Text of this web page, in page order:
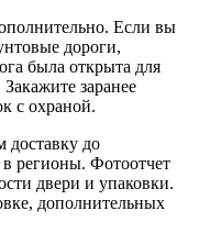
Если вы
дороги,
была открыта для
заранее
с охраной.
доставку до
регионы. Фотоотчет
двери и упаковки.
дополнительных